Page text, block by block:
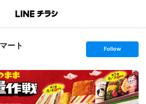
ート s
t
o
l
l
o
w
Follow